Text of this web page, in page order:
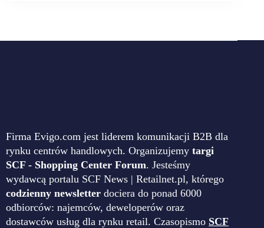
Firma Evigo.com jest liderem komunikacji B2B dla
rynku centrów handlowych. Organizujemy targi
SCF - Shopping Center Forum. Jesteśmy
wydawcą portalu SCF News | Retailnet.pl, którego
codzienny newsletter dociera do ponad 6000
odbiorców: najemców, deweloperów oraz
dostawców usług dla rynku retail. Czasopismo SCF